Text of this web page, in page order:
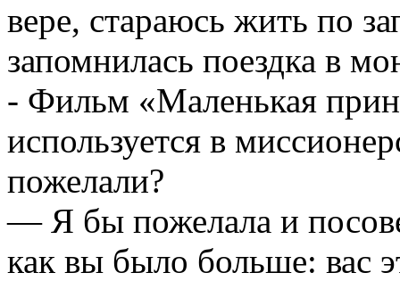
вере, стараюсь жить по
запомнилась поездка в
- Фильм «Маленькая
используется в
пожелали?
— Я бы пожелала и
как вы было больше: вас